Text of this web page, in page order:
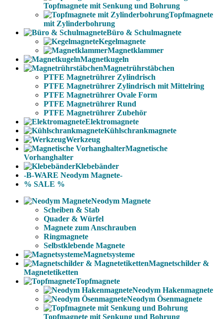
Topfmagnete mit Senkung und Bohrung
Topfmagnete
mit Zylinderbohrung
Büro & Schulmagnete
Kegelmagnete
Magnetklammer
Magnetkugeln
Magnetrührstäbchen
PTFE Magnetrührer Zylindrisch
PTFE Magnetrührer Zylindrisch mit Mittelring
PTFE Magnetrührer Ovale Form
PTFE Magnetrührer Rund
PTFE Magnetrührer Zubehör
Elektromagnete
Kühlschrankmagnete
Werkzeug
Magnetische
Vorhanghalter
Klebebänder
-B-WARE Neodym Magnete-
% SALE %
Neodym Magnete
Scheiben & Stab
Quader & Würfel
Magnete zum Anschrauben
Ringmagnete
Selbstklebende Magnete
Magnetsysteme
Magnetschilder &
Magnetetiketten
Topfmagnete
Neodym Hakenmagnete
Neodym Ösenmagnete
Topfmagnete mit Senkung und Bohrung